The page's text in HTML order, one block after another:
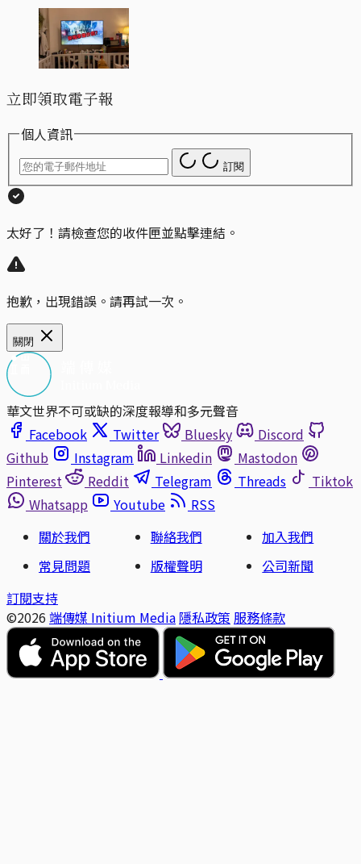
立即領取電子報
個人資訊
訂閱
太好了！請檢查您的收件匣並點擊連結。
抱歉，出現錯誤。請再試一次。
關閉
華文世界不可或缺的深度報導和多元聲音
Facebook
Twitter Bluesky
Discord
Github
Instagram Linkedin
Mastodon
Pinterest
Reddit Telegram Threads
Tiktok
Whatsapp
Youtube
RSS
關於我們
聯絡我們
加入我們
常見問題
版權聲明
公司新聞
訂閱支持
©2026 端傳媒 Initium Media 隱私政策 服務條款